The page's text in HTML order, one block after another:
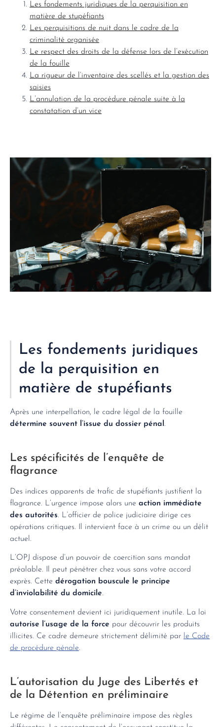
Les fondements juridiques de la perquisition en
matière de stupéfiants
Les perquisitions de nuit dans le cadre de la
criminalité organisée
Le respect des droits de la défense lors de l’exécution
de la fouille
La rigueur de l’inventaire des scellés et la gestion des
saisies
L’annulation de la procédure pénale suite à la
constatation d’un vice
Les fondements juridiques
de la perquisition en
matière de stupéfiants
Après une interpellation, le cadre légal de la fouille
détermine souvent l’issue du dossier pénal .
Les spécificités de l’enquête de
flagrance
Des indices apparents de trafic de stupéfiants justifient la
flagrance. L’urgence impose alors une action immédiate
des autorités. L’officier de police judiciaire dirige ces
opérations critiques. Il intervient face à un crime ou un délit
actuel.
L’OPJ dispose d’un pouvoir de coercition sans mandat
préalable. Il peut pénétrer chez vous sans votre accord
exprès. Cette dérogation bouscule le principe
d’inviolabilité du domicile.
Votre consentement devient ici juridiquement inutile. La loi
autorise l’usage de la force pour découvrir les produits
illicites. Ce cadre demeure strictement délimité par le Code
de procédure pénale.
L’autorisation du Juge des Libertés et
de la Détention en préliminaire
Le régime de l’enquête préliminaire impose des règles